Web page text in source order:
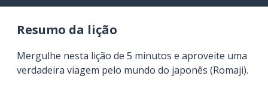
Resumo da lição
Mergulhe nesta lição de 5 minutos e aproveite uma
verdadeira viagem pelo mundo do japonês (Romaji).